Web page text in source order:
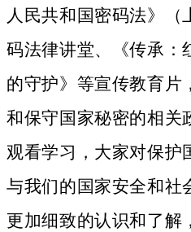
人民共和国密码法》
码法律讲堂、
《传承
的守护》等宣传教育片，
和保守国家秘密的相关
观看学习，大家对保护
与我们的国家安全和社
更加细致的认识和了解